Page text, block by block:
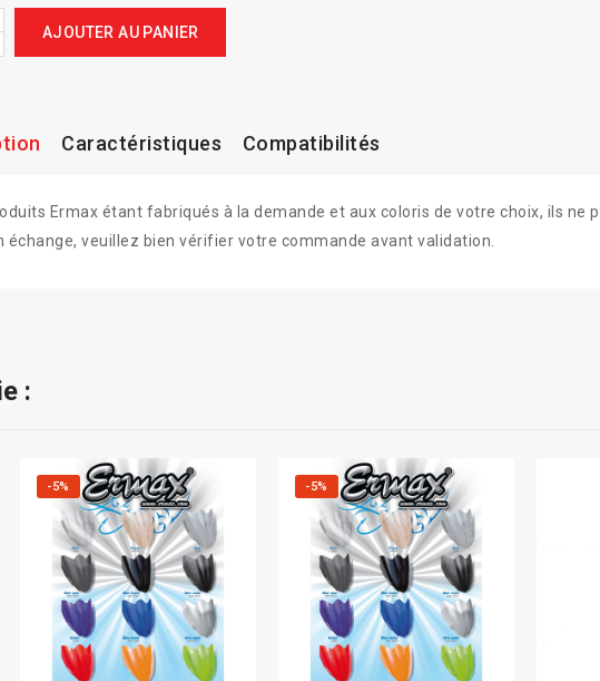
AJOUTER AU PANIER
Caractéristiques Compatibilités
Ermax étant fabriqués à la demande et aux coloris de votre choix, ils ne
échange, veuillez bien vérifier votre commande avant validation.
:
-5% -5%